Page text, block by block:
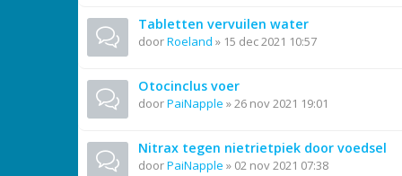
Tabletten vervuilen water
doorRoeland » 15 dec 2021 10:57
Otocinclus voer
doorPaiNapple »26 nov 2021 19:01
Nitrax tegen nietrietpiek door voedsel
doorPaiNapple » 02 nov 2021 07:38